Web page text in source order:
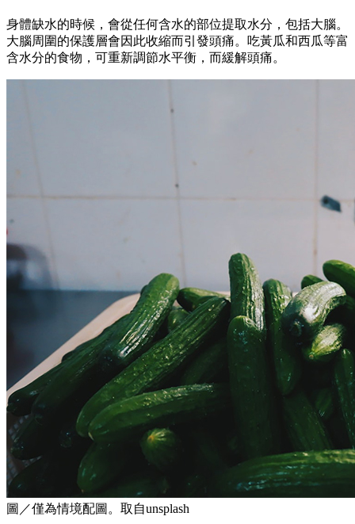
身體缺水的時候，會從任何含水的部位提取水分，包括大腦。
大腦周圍的保護層會因此收縮而引發頭痛。吃黃瓜和西瓜等富
含水分的食物，可重新調節水平衡，而緩解頭痛。
圖／僅為情境配圖。取自unsplash